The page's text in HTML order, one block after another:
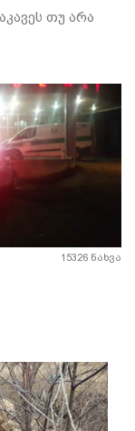
თუ არა
15326 ნახვა